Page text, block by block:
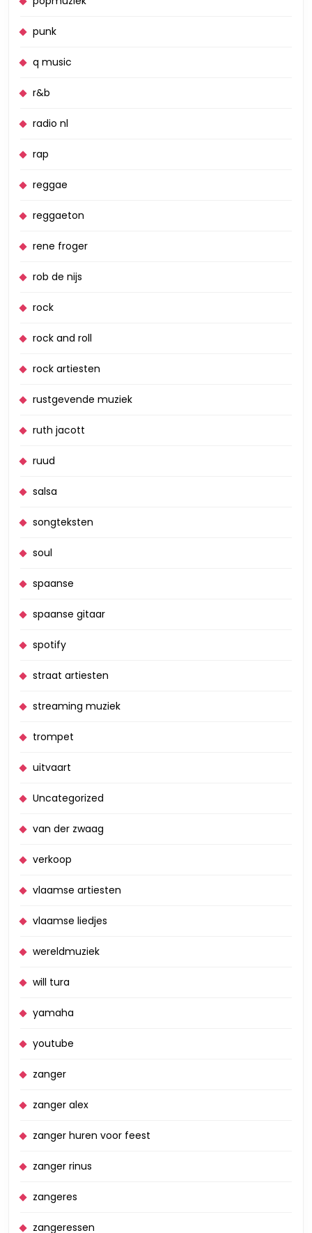
punk
q music
r&b
radio nl
rap
reggae
reggaeton
rene froger
rob de nijs
rock
rock and roll
rock artiesten
rustgevende muziek
ruth jacott
ruud
salsa
songteksten
soul
spaanse
spaanse gitaar
spotify
straat artiesten
streaming muziek
trompet
uitvaart
Uncategorized
van der zwaag
verkoop
vlaamse artiesten
vlaamse liedjes
wereldmuziek
will tura
yamaha
youtube
zanger
zanger alex
zanger huren voor feest
zanger rinus
zangeres
zangeressen